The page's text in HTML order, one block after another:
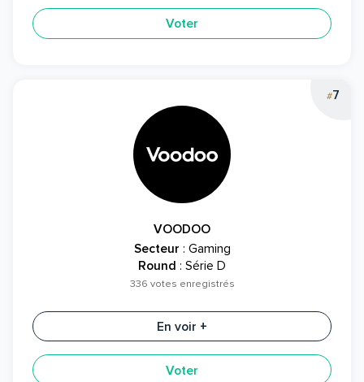
Voter
#7
VOODOO
Secteur : Gaming
Round : Série D
336 votes enregistrés
En voir +
Voter